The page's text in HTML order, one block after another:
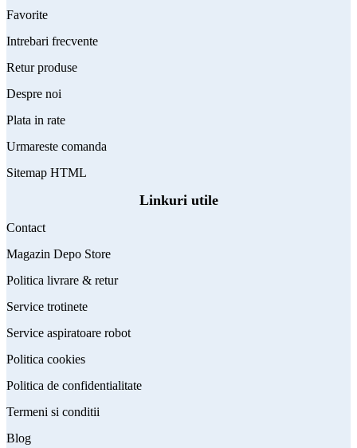
Favorite
Intrebari frecvente
Retur produse
Despre noi
Plata in rate
Urmareste comanda
Sitemap HTML
Linkuri utile
Contact
Magazin Depo Store
Politica livrare & retur
Service trotinete
Service aspiratoare robot
Politica cookies
Politica de confidentialitate
Termeni si conditii
Blog